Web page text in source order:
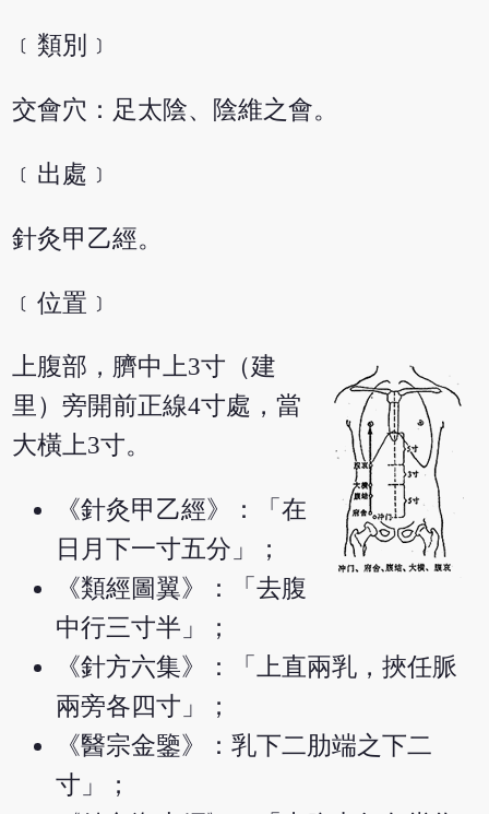
﹝類別﹞
交會穴：足太陰、陰維之會。
﹝出處﹞
針灸甲乙經。
﹝位置﹞
上腹部，臍中上3寸（建
里）旁開前正線4寸處，當
大橫上3寸。
《針灸甲乙經》：「在
日月下一寸五分」；
《類經圖翼》：「去腹
中行三寸半」；
《針方六集》：「上直兩乳，挾任脈
兩旁各四寸」；
《醫宗金鑒》：乳下二肋端之下二
寸」；